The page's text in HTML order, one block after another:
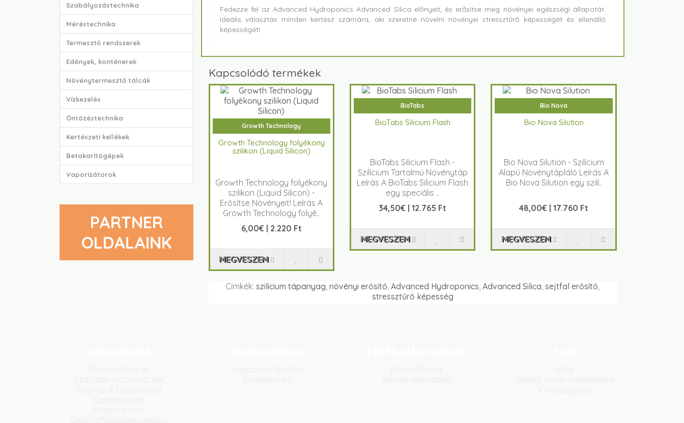
Szabályozástechnika
Méréstechnika
Termesztő rendszerek
Edények, konténerek
Növénytermesztő tálcák
Vízkezelés
Öntözéstechnika
Kertészeti kellékek
Betakarítógépek
Vaporizátorok
PARTNER
OLDALAINK
Fedezze fel az Advanced Hydroponics Advanced Silica előnyeit, és erősítse meg növényei egészségi állapotát.
Ideális választás minden kertész számára, aki szeretné növelni növényei stressztűrő képességét és ellenálló
képességét!
Kapcsolódó termékek
Growth Technology
Growth Technology folyékony
szilikon (Liquid Silicon)
Growth Technology folyékony
szilikon (Liquid Silicon) -
Erősítse Növényeit! Leírás A
Growth Technology folyé..
6,00€ | 2.220 Ft
MEGVESZEM
BioTabs
BioTabs Silicium Flash
BioTabs Silicium Flash -
Szilícium Tartalmú Növénytáp
Leírás A BioTabs Silicium Flash
egy speciális ..
34,50€ | 12.765 Ft
MEGVESZEM
Bio Nova
Bio Nova Silution
Bio Nova Silution - Szilícium
Alapú Növénytápláló Leírás A
Bio Nova Silution egy szilí..
48,00€ | 17.760 Ft
MEGVESZEM
Címkék:szilícium tápanyag,növényi erősítő,Advanced Hydroponics,Advanced Silica,sejtfal erősítő,
stressztűrő képesség